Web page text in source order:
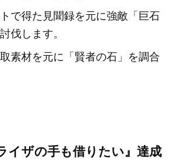
で得た見聞録を元に強敵「巨石
伐します。
素材を元に「賢者の石」を調合
イザの手も借りたい』達成